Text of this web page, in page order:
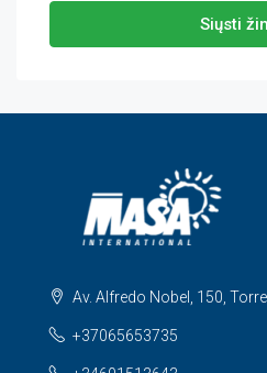
Siųsti
Av. Alfredo Nobel, 150,
+37065653735